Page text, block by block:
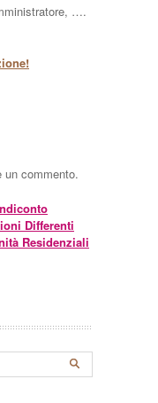
….
un commento.
Differenti
Residenziali